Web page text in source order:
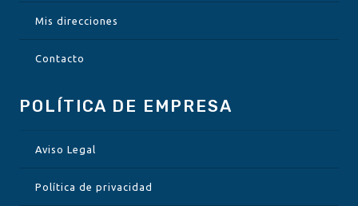
Mis direcciones
Contacto
POLÍTICA DE EMPRESA
Aviso Legal
Política de privacidad